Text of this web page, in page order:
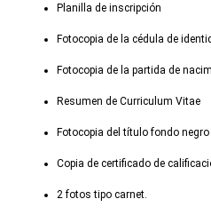
Planilla de inscripción
Fotocopia de la cédula de
Fotocopia de la partida de
Resumen de Curriculum Vitae
Fotocopia del título fondo
Copia de certificado de
2 fotos tipo carnet.